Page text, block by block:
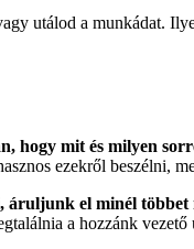
utálod a munkádat.
hogy mit és milyen
ezekről beszélni,
áruljunk el minél
a hozzánk vezető